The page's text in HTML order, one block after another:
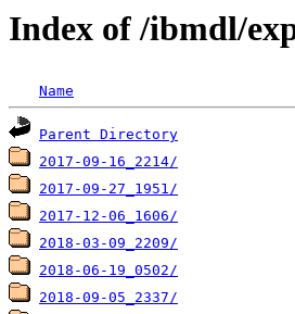
Index of /ibmdl/
Name
Parent Directory
2017-09-16_2214/
2017-09-27_1951/
2017-12-06_1606/
2018-03-09_2209/
2018-06-19_0502/
2018-09-05_2337/